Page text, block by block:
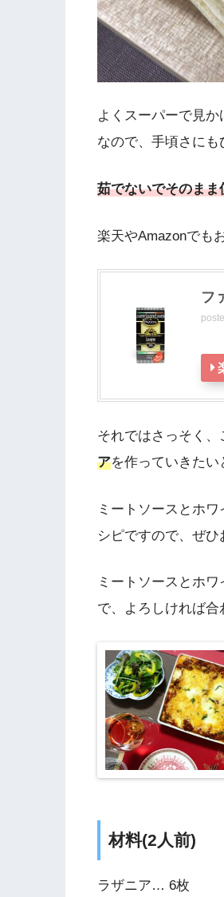
よくスーパーで見
なので、手頃さにも
茹でないでそのまま
楽天やAmazonでも
フ
それではさっそく
アを作っていきたい
ミートソースとホ
シピですので、ぜひ
ミートソースとホ
で、よろしければ合
材料(2人前)
ラザニア… 6枚